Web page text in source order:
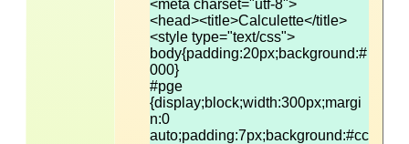
body{padding:20px;background:#
#pge
{display;block;width:300px;margi
n:0
auto;padding:7px;background:#cc